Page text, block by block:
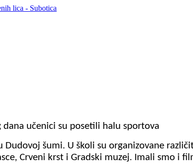
učenici su posetili halu sportova
šumi. U školi su organizovane
Crveni krst i Gradski muzej. Imali smo i